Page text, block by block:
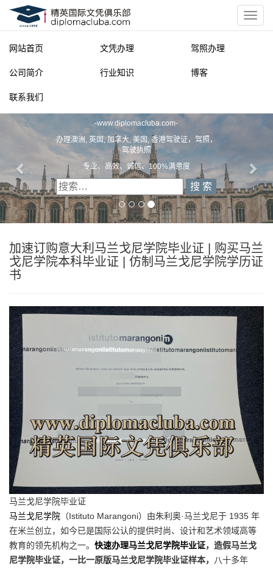
网站首页 文凭办理 驾照办理
公司简介 行业知识 博客
联系我们
-www.diplomacluba.com-
办理澳洲, 英国, 加拿大, 美国, 香港驾驶证，驾照，
驾驶执照
专业、高效、诚信、100%满意度
加速订购意大利马兰戈尼学院毕业证 | 购买马兰
戈尼学院本科毕业证 | 仿制马兰戈尼学院学历证
书
马兰戈尼学院毕业证
马兰戈尼学院 （Istituto Marangoni）由朱利奥·马兰戈尼于 1935 年
在米兰创立，如今已是国际公认的提供时尚、设计和艺术领域高等
教育的领先机构之一。 快速办理马兰戈尼学院毕业证，造假马兰戈
尼学院毕业证，一比一原版马兰戈尼学院毕业证样本，
八十多年